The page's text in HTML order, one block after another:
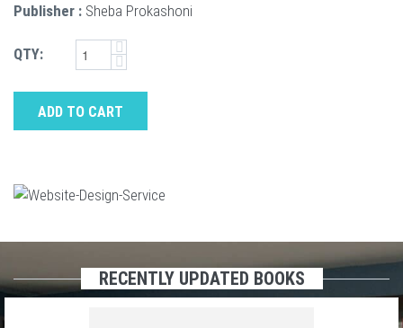
Publisher : Sheba Prokashoni
QTY:
ADD TO CART
RECENTLY UPDATED BOOKS